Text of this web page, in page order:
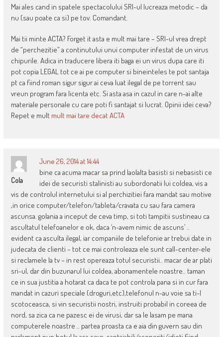
Mai ales cand in spatele spectacolului SRI-ul lucreaza metodic – da
nu (sau poate ca si) pe tov. Comandant.
Mai tii minte ACTA? Forget it asta e mult mai tare – SRI-ul vrea drept
de “perchezitie” a continutului unui computer infestat de un virus
chipurile. Adica in traducere libera iti baga ei un virus dupa care iti
pot copia LEGAL tot ce ai pe computer si bineinteles te pot santaja
pt ca fiind roman sigur sigur ai ceva luat ilegal de pe torrent sau
vreun program fara licenta etc. Si asta asa in cazul in care n-ai alte
materiale personale cu care poti fi santajat si lucrat. Opinii idei ceva?
Repet e mult mult mai tare decat ACTA
Cola
June 26, 2014 at 14:44
bine ca acuma macar sa prind laolalta basisti si nebasisti ce
idei de securisti stalinisti au subordonatii lui coldea, vis a
vis de controlul internetului si al perchizitiei fara mandat sau motive
,in orice computer/telefon/tableta/cravata cu sau fara camera
ascunsa. golania a inceput de ceva timp, si toti tampitii sustineau ca
ascultatul telefoanelor e ok, daca ‘n-avem nimic de ascuns’ ..
evident ca asculta ilegal, iar companiile de telefonie ar trebui date in
judecata de clienti – tot ce mai controleaza ele sunt call-center-ele
si reclamele la tv – in rest opereaza totul securistii.. macar de ar plati
sri-ul, dar din buzunarul lui coldea, abonamentele noastre.. taman
ce in sua justitia a hotarat ca daca te pot controla pana si in cur fara
mandat in cazuri speciale (droguri,etc),telefonul n-au voie sa ti-l
scotoceasca, si vin securistii nostri, instruiti probabil in coreea de
nord, sa zica ca ne pazesc ei de virusi, dar sa le lasam pe mana
computerele noastre .. partea proasta ca e aia din guvern sau din